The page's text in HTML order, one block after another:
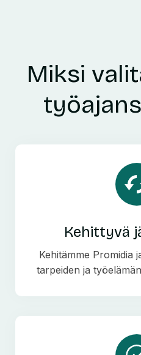
Miksi
Kehittyvä
Kehitämme Promidia
tarpeiden ja